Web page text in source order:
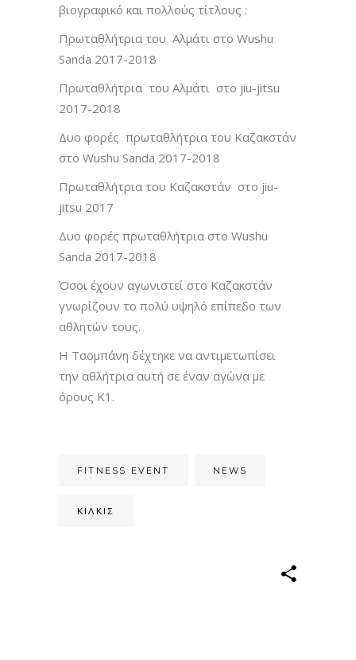
βιογραφικό και πολλούς τίτλους :
Πρωταθλήτρια του Αλμάτι στο Wushu
Sanda 2017-2018
Πρωταθλήτρια του Αλμάτι στο jiu-jitsu
2017-2018
Δυο φορές πρωταθλήτρια του Καζακστάν
στο Wushu Sanda 2017-2018
Πρωταθλήτρια του Καζακστάν στο jiu-
jitsu 2017
Δυο φορές πρωταθλήτρια στο Wushu
Sanda 2017-2018
Όσοι έχουν αγωνιστεί στο Καζακστάν
γνωρίζουν το πολύ υψηλό επίπεδο των
αθλητών τους.
Η Τσομπάνη δέχτηκε να αντιμετωπίσει
την αθλήτρια αυτή σε έναν αγώνα με
όρους Κ1.
FITNESS EVENT NEWS
ΚΙΛΚΊΣ